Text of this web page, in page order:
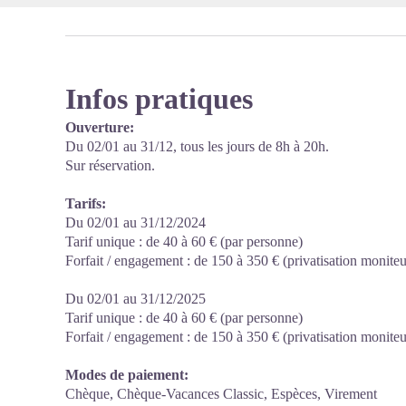
Infos pratiques
Ouverture:
Du 02/01 au 31/12, tous les jours de 8h à 20h.
Sur réservation.
Tarifs:
Du 02/01 au 31/12/2024
Tarif unique : de 40 à 60 € (par personne)
Forfait / engagement : de 150 à 350 € (privatisation
Du 02/01 au 31/12/2025
Tarif unique : de 40 à 60 € (par personne)
Forfait / engagement : de 150 à 350 € (privatisation
Modes de paiement:
Chèque, Chèque-Vacances Classic, Espèces, Virement